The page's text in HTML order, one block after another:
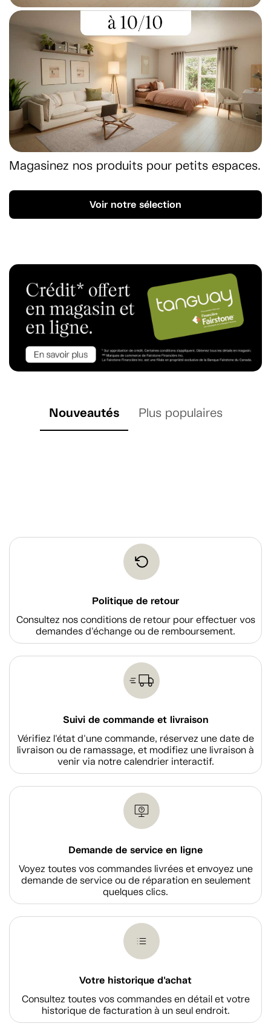
Magasinez nos produits pour petits espaces.
Voir notre sélection
Nouveautés Plus populaires
Politique de retour
Consultez nos conditions de retour pour effectuer vos
demandes d'échange ou de remboursement.
Suivi de commande et livraison
Vérifiez l'état d'une commande, réservez une date de
livraison ou de ramassage, et modifiez une livraison à
venir via notre calendrier interactif.
Demande de service en ligne
Voyez toutes vos commandes livrées et envoyez une
demande de service ou de réparation en seulement
quelques clics.
Votre historique d'achat
Consultez toutes vos commandes en détail et votre
historique de facturation à un seul endroit.